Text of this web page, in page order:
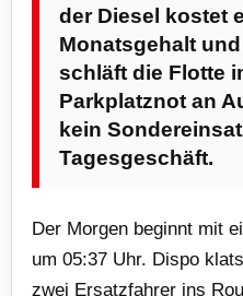
der Diesel kostet
Monatsgehalt
schläft die Flotte
Parkplatznot an
kein
Tagesgeschäft.
Der Morgen beginnt mit
um 05:37 Uhr. Dispo
zwei Ersatzfahrer ins